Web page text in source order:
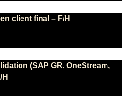
client final – F/H
(SAP GR, OneStream,